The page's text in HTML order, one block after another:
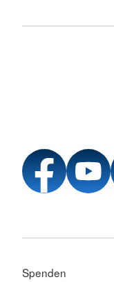
Spenden